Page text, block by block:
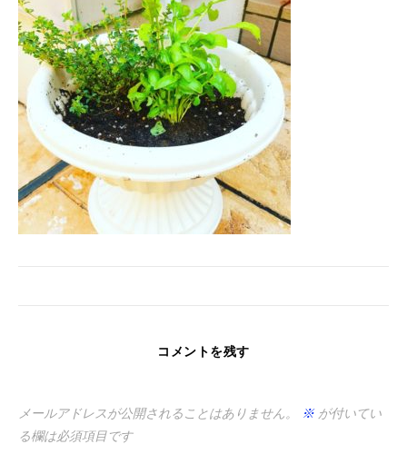
コメントを残す
メールアドレスが公開されることはありません。 ※が付いてい
る欄は必須項目です